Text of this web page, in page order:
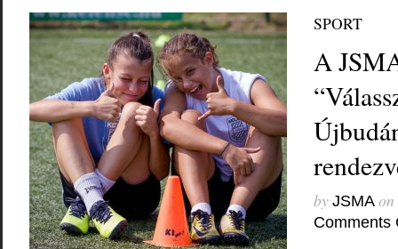
SPORT
A
by JSMAon
Comments